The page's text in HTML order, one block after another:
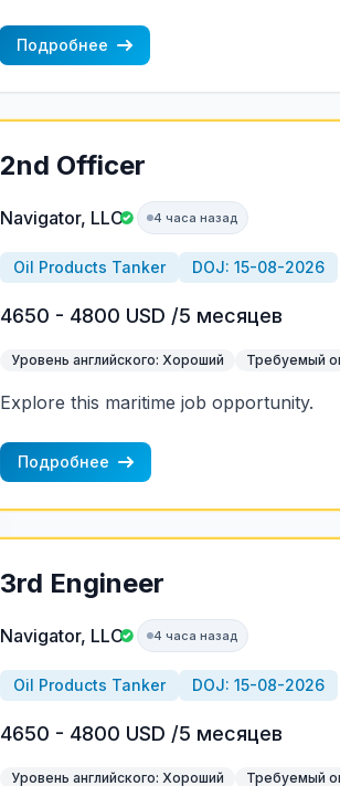
Подробнее
2nd Officer
Navigator, LLC 4 часа назад
Oil Products Tanker DOJ: 15-08-2026
4650 - 4800 USD /5 месяцев
Уровень английского: Хороший Требуемый
Explore this maritime job opportunity.
Подробнее
3rd Engineer
Navigator, LLC 4 часа назад
Oil Products Tanker DOJ: 15-08-2026
4650 - 4800 USD /5 месяцев
Уровень английского: Хороший Требуемый